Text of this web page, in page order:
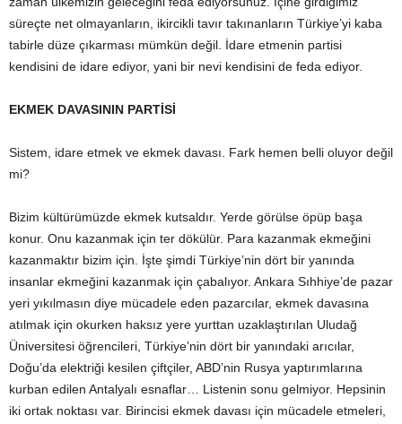
süreçte net olmayanların, ikircikli tavır takınanların Türkiye’yi kaba
tabirle düze çıkarması mümkün değil. İdare etmenin partisi
kendisini de idare ediyor, yani bir nevi kendisini de feda ediyor.
EKMEK DAVASININ PARTİSİ
Sistem, idare etmek ve ekmek davası. Fark hemen belli oluyor değil
mi?
Bizim kültürümüzde ekmek kutsaldır. Yerde görülse öpüp başa
konur. Onu kazanmak için ter dökülür. Para kazanmak ekmeğini
kazanmaktır bizim için. İşte şimdi Türkiye’nin dört bir yanında
insanlar ekmeğini kazanmak için çabalıyor. Ankara Sıhhiye’de pazar
yeri yıkılmasın diye mücadele eden pazarcılar, ekmek davasına
atılmak için okurken haksız yere yurttan uzaklaştırılan Uludağ
Üniversitesi öğrencileri, Türkiye’nin dört bir yanındaki arıcılar,
Doğu’da elektriği kesilen çiftçiler, ABD’nin Rusya yaptırımlarına
kurban edilen Antalyalı esnaflar… Listenin sonu gelmiyor. Hepsinin
iki ortak noktası var. Birincisi ekmek davası için mücadele etmeleri,